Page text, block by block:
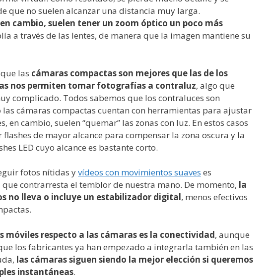
que no suelen alcanzar una distancia muy larga.
cambio, suelen tener un zoom óptico un poco más
a través de las lentes, de manera que la imagen mantiene su
las cámaras compactas son mejores que las de los
nos permiten tomar fotografías a contraluz, algo que
complicado. Todos sabemos que los contraluces son
cámaras compactas cuentan con herramientas para ajustar
en cambio, suelen “quemar” las zonas con luz. En estos casos
de mayor alcance para compensar la zona oscura y la
LED cuyo alcance es bastante corto.
fotos nítidas yvídeos con movimientos suaves es
contrarresta el temblor de nuestra mano. De momento, la
no lleva o incluye un estabilizador digital, menos efectivos
móviles respecto a las cámaras es la conectividad, aunque
los fabricantes ya han empezado a integrarla también en las
las cámaras siguen siendo la mejor elección si queremos
instantáneas.